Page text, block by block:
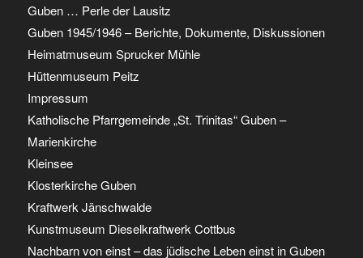
Guben … Perle der Lausitz
Guben 1945/1946 – Berichte, Dokumente, Diskussionen
Heimatmuseum Sprucker Mühle
Hüttenmuseum Peitz
Impressum
Katholische Pfarrgemeinde „St. Trinitas“ Guben –
Marienkirche
Kleinsee
Klosterkirche Guben
Kraftwerk Jänschwalde
Kunstmuseum Dieselkraftwerk Cottbus
Nachbarn von einst – das jüdische Leben einst in Guben